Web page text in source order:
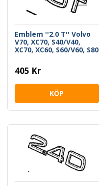
Emblem ''2.0 T'' Volvo
V70, XC70, S40/V40,
XC70, XC60, S60/V60, S80
405 Kr
KÖP